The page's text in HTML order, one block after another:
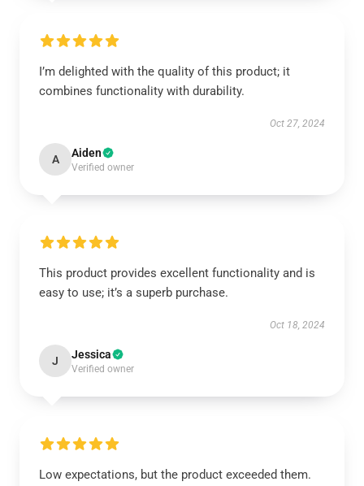
I’m delighted with the quality of this product; it
combines functionality with durability.
Oct 27, 2024
A Aiden
Verified owner
This product provides excellent functionality and is
easy to use; it’s a superb purchase.
Oct 18, 2024
J Jessica
Verified owner
Low expectations, but the product exceeded them.